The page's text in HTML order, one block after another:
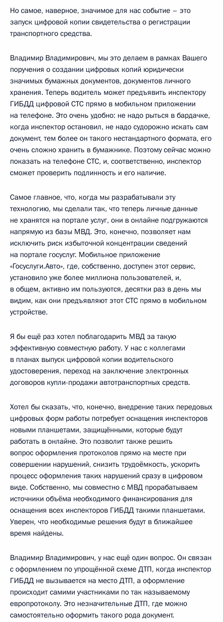
Но самое, наверное, значимое для нас событие – это
запуск цифровой копии свидетельства о регистрации
транспортного средства.
Владимир Владимирович, мы это делаем в рамках Вашего
поручения о создании цифровых копий юридически
значимых бумажных документов, документов личного
хранения. Теперь водитель может предъявить инспектору
ГИБДД цифровой СТС прямо в мобильном приложении
на телефоне. Это очень удобно: не надо рыться в бардачке,
когда инспектор остановил, не надо судорожно искать сам
документ, тем более он такого нестандартного формата, его
очень сложно хранить в бумажнике. Поэтому сейчас можно
показать на телефоне СТС, и, соответственно, инспектор
сможет проверить подлинность и его наличие.
Самое главное, что, когда мы разрабатывали эту
технологию, мы сделали так, что теперь личные данные
не хранятся на портале услуг, они в онлайне подгружаются
напрямую из базы МВД. Это, конечно, позволяет нам
исключить риск избыточной концентрации сведений
на портале госуслуг. Мобильное приложение
«Госуслуги.Авто», где, собственно, доступен этот сервис,
установило уже более миллиона пользователей, и,
в общем, активно им пользуются, десятки раз в день мы
видим, как они предъявляют этот СТС прямо в мобильном
устройстве.
Я бы ещё раз хотел поблагодарить МВД за такую
эффективную совместную работу. У нас с коллегами
в планах выпуск цифровой копии водительского
удостоверения, переход на заключение электронных
договоров купли-продажи автотранспортных средств.
Хотел бы сказать, что, конечно, внедрение таких передовых
цифровых форм работы потребует оснащения инспекторов
новыми планшетами, защищёнными, которые будут
работать в онлайне. Это позволит также решить
вопрос оформления протоколов прямо на месте при
совершении нарушений, снизить трудоёмкость, ускорить
процесс оформления таких нарушений сразу в цифровом
виде. Собственно, мы совместно с МВД прорабатываем
источники объёма необходимого финансирования для
оснащения всех инспекторов ГИБДД такими планшетами.
Уверен, что необходимые решения будут в ближайшее
время найдены.
Владимир Владимирович, у нас ещё один вопрос. Он связан
с оформлением по упрощённой схеме ДТП, когда инспектор
ГИБДД не вызывается на место ДТП, а оформление
происходит самими участниками по так называемому
европротоколу. Это незначительные ДТП, где можно
самостоятельно оформить такого рода документ.